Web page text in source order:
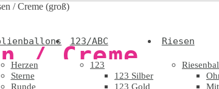
Herzen
Sterne
Runde
123/ABC
123
123 Silber
123 Gold
Riesen
/ Creme (groß)
/ Creme